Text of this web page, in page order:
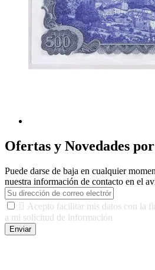
Ofertas y Novedades
Puede darse de baja en cualquier
nuestra información de contacto en el
 Acepto facilitar mis datos con la
a mi solicitud de información
Enviar